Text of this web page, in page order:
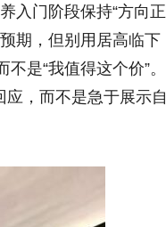
入门阶段保持“方向正
期，但别用居高临下
是“我值得这个价”。
应，而不是急于展示自